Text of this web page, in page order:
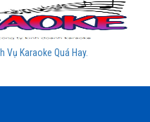
Vụ Karaoke Quá Hay.